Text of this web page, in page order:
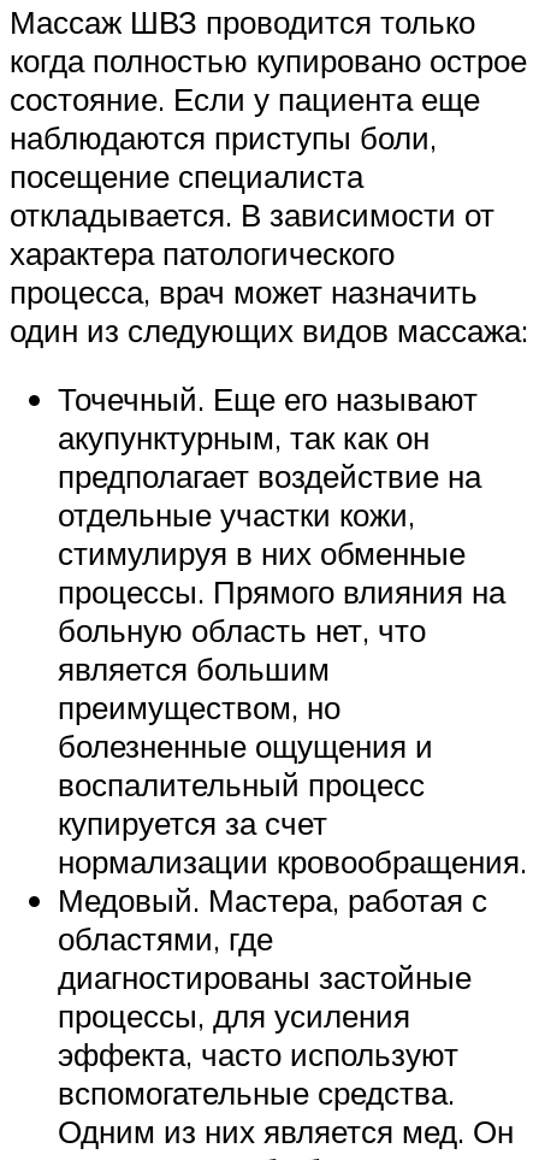
Массаж ШВЗ проводится только
когда полностью купировано острое
состояние. Если у пациента еще
наблюдаются приступы боли,
посещение специалиста
откладывается. В зависимости от
характера патологического
процесса, врач может назначить
один из следующих видов массажа:
Точечный. Еще его называют
акупунктурным, так как он
предполагает воздействие на
отдельные участки кожи,
стимулируя в них обменные
процессы. Прямого влияния на
больную область нет, что
является большим
преимуществом, но
болезненные ощущения и
воспалительный процесс
купируется за счет
нормализации кровообращения.
Медовый. Мастера, работая с
областями, где
диагностированы застойные
процессы, для усиления
эффекта, часто используют
вспомогательные средства.
Одним из них является мед. Он